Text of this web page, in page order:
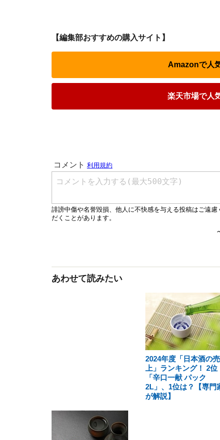
【編集部おすすめの購入サイト】
Amazonで人
楽天市場で人
あわせて読みたい
2024年度「日本酒の売
上」ランキング！ 2位
「辛口一献 パック
2L」、1位は？【専門
が解説】